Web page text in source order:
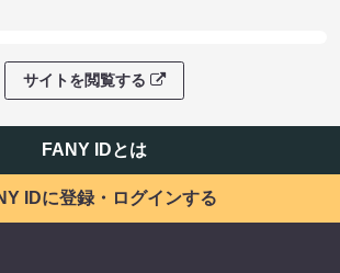
サイトを閲覧する
FANY IDとは
IDに登録・ログインする